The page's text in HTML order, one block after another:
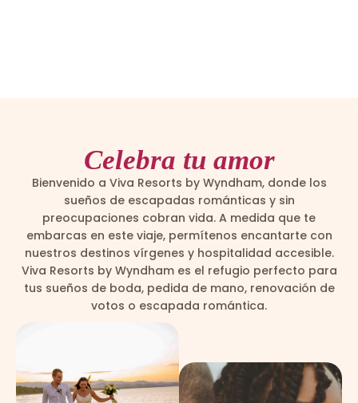
Celebra tu amor
Bienvenido a Viva Resorts by Wyndham, donde los
sueños de escapadas románticas y sin
preocupaciones cobran vida. A medida que te
embarcas en este viaje, permítenos encantarte con
nuestros destinos vírgenes y hospitalidad accesible.
Viva Resorts by Wyndham es el refugio perfecto para
tus sueños de boda, pedida de mano, renovación de
votos o escapada romántica.